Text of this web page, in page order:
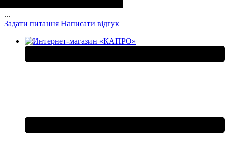
...
Задати питання Написати відгук